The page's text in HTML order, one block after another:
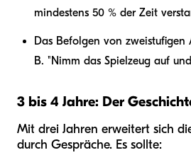
mindestens 50 % der Zeit
Das Befolgen von zweistufigen
B. "Nimm das Spielzeug auf
3 bis 4 Jahre: Der
Mit drei Jahren erweitert sich
durch Gespräche. Es sollte: